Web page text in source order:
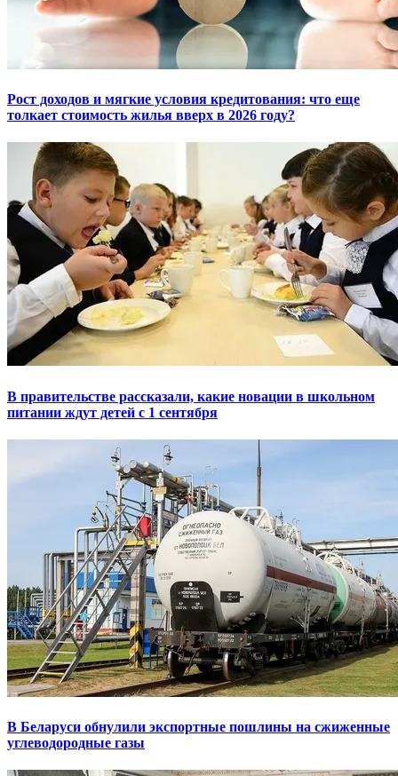
Рост доходов и мягкие условия кредитования: что еще
толкает стоимость жилья вверх в 2026 году?
В правительстве рассказали, какие новации в школьном
питании ждут детей с 1 сентября
В Беларуси обнулили экспортные пошлины на сжиженные
углеводородные газы